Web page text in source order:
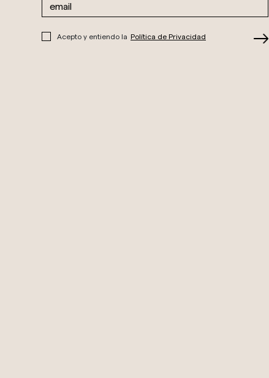
Acepto y entiendo la Política de Privacidad